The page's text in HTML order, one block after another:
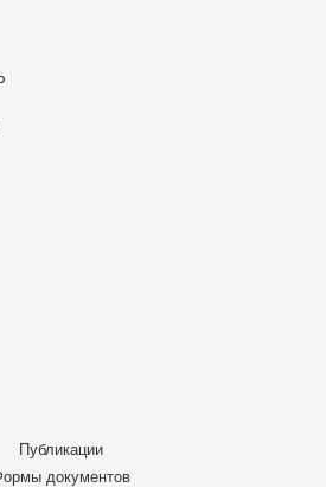
Публикации
документов